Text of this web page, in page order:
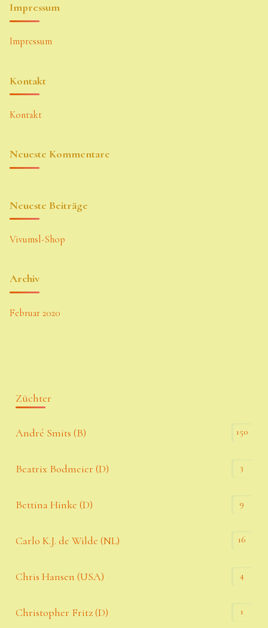
Impressum
Impressum
Kontakt
Kontakt
Neueste Kommentare
Neueste Beiträge
Vivumsl-Shop
Archiv
Februar 2020
Züchter
André Smits (B) 150
Beatrix Bodmeier (D) 3
Bettina Hinke (D) 9
Carlo K.J. de Wilde (NL) 16
Chris Hansen (USA) 4
Christopher Fritz (D) 1